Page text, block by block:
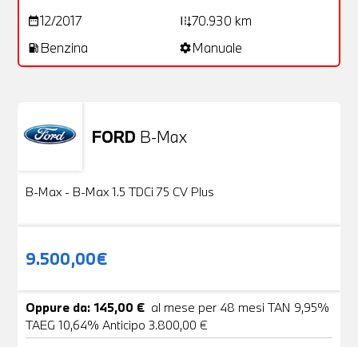
date_range12/2017 add_road70.930 km
local_gas_station Benzina settingsManuale
FORD B-Max
B-Max - B-Max 1.5 TDCi 75 CV Plus
9.500,00€
Oppure da: 145,00 € al mese per 48 mesi TAN 9,95%
TAEG 10,64% Anticipo 3.800,00 €